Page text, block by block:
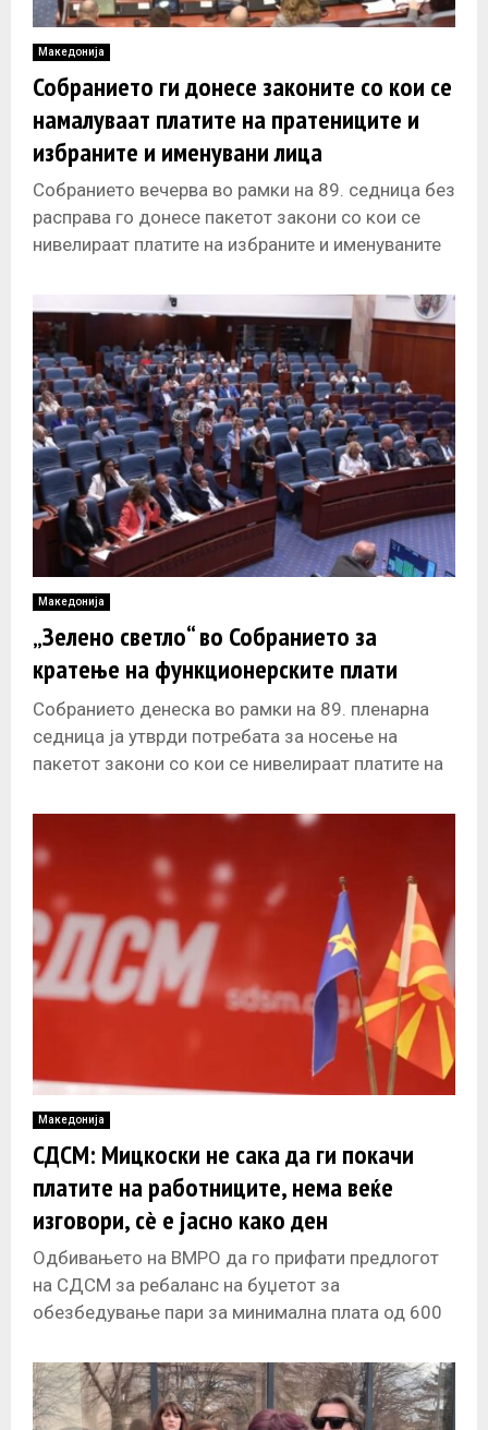
Македонија
Собранието ги донесе законите со кои се
намалуваат платите на пратениците и
избраните и именувани лица
Собранието вечерва во рамки на 89. седница без
расправа го донесе пакетот закони со кои се
нивелираат платите на избраните и именуваните
Македонија
„Зелено светло“ во Собранието за
кратење на функционерските плати
Собранието денеска во рамки на 89. пленарна
седница ја утврди потребата за носење на
пакетот закони со кои се нивелираат платите на
Македонија
СДСМ: Мицкоски не сака да ги покачи
платите на работниците, нема веќе
изговори, сè е јасно како ден
Одбивањето на ВМРО да го прифати предлогот
на СДСМ за ребаланс на буџетот за
обезбедување пари за минимална плата од 600